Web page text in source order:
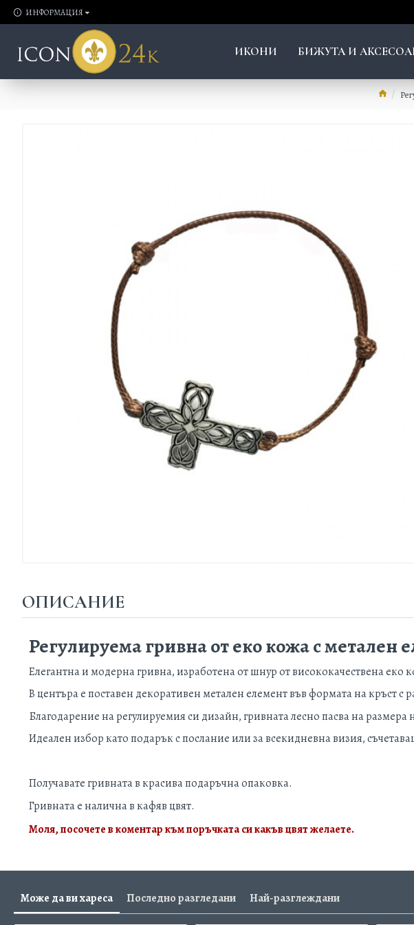
ИНФОРМАЦИЯ
ИКОНИ БИЖУТА И
ОПИСАНИЕ
Регулируема гривна от еко кожа с метален
Елегантна и модерна гривна, изработена от шнур от висококачествена
В центъра е поставен декоративен метален елемент във формата на кръст
Благодарение на регулируемия си дизайн, гривната лесно пасва на
Идеален избор като подарък с послание или за всекидневна визия,
Получавате гривната в красива подаръчна опаковка.
Гривната е налична в кафяв цвят.
Моля, посочете в коментар към поръчката си какъв цвят желаете.
Може да ви хареса Последно разгледани Най-разглеждани